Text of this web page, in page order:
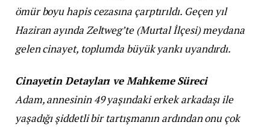
ömür boyu hapis cezasına çarptırıldı. Geçen yıl
Haziran ayında Zeltweg’te (Murtal İlçesi) meydana
gelen cinayet, toplumda büyük yankı uyandırdı.
Cinayetin Detayları ve Mahkeme Süreci
Adam, annesinin 49 yaşındaki erkek arkadaşı ile
yaşadığı şiddetli bir tartışmanın ardından onu çok